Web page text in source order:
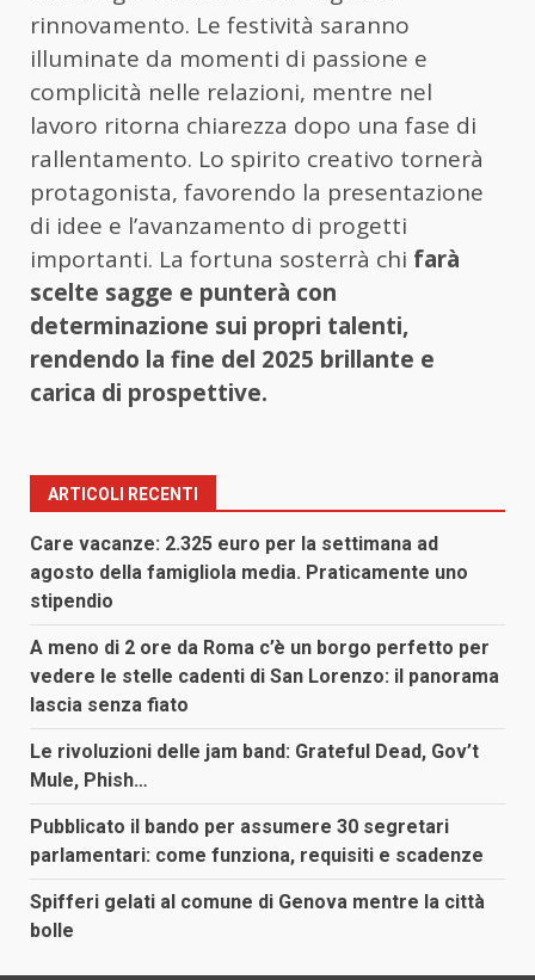
rinnovamento. Le festività saranno
illuminate da momenti di passione e
complicità nelle relazioni, mentre nel
lavoro ritorna chiarezza dopo una fase di
rallentamento. Lo spirito creativo tornerà
protagonista, favorendo la presentazione
di idee e l’avanzamento di progetti
importanti. La fortuna sosterrà chi farà
scelte sagge e punterà con
determinazione sui propri talenti,
rendendo la fine del 2025 brillante e
carica di prospettive.
ARTICOLI RECENTI
Care vacanze: 2.325 euro per la settimana ad
agosto della famigliola media. Praticamente uno
stipendio
A meno di 2 ore da Roma c’è un borgo perfetto per
vedere le stelle cadenti di San Lorenzo: il panorama
lascia senza fiato
Le rivoluzioni delle jam band: Grateful Dead, Gov’t
Mule, Phish…
Pubblicato il bando per assumere 30 segretari
parlamentari: come funziona, requisiti e scadenze
Spifferi gelati al comune di Genova mentre la città
bolle